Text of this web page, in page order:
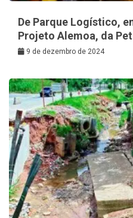
De Parque Logístico,
Projeto Alemoa, da
9 de dezembro de 2024